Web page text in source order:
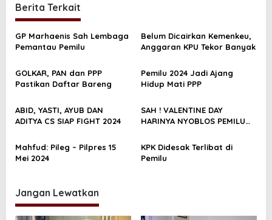
g
a
s
p
s
Berita Terkait
GP Marhaenis Sah Lembaga
Pemantau Pemilu
Belum Dicairkan Kemenkeu,
Anggaran KPU Tekor Banyak
GOLKAR, PAN dan PPP
Pastikan Daftar Bareng
Pemilu 2024 Jadi Ajang
Hidup Mati PPP
ABID, YASTI, AYUB DAN
ADITYA CS SIAP FIGHT 2024
SAH ! VALENTINE DAY
HARINYA NYOBLOS PEMILU
Mahfud: Pileg – Pilpres 15
Mei 2024
KPK Didesak Terlibat di
Pemilu
Jangan Lewatkan